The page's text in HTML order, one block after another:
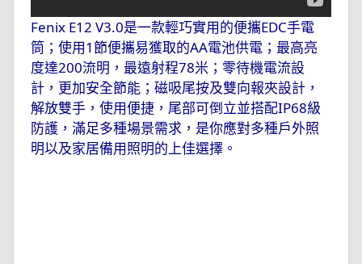
Fenix E12 V3.0是一款輕巧實用的便攜EDC手電
筒；使用1 節便攜易獲取的AA電池供電；最高亮
度達200流明，最遠射程78米；零待機電流設
計，更加安全節能；磁吸尾按及雙向報夾設計，
解放雙手，使用便捷，尾部可倒立並搭配IP68級
防護，滿足多種場景需求，是你應對多種戶外照
明以及家居備用照明的上佳選擇。